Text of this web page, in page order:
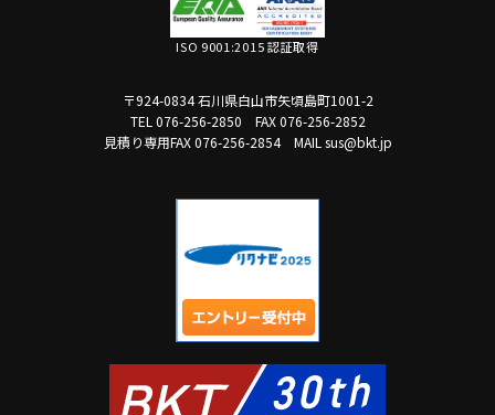
ISO 9001:2015 認証取得
〒924-0834 石川県白山市矢頃島町1001-2
TEL 076-256-2850
FAX 076-256-2852
見積り専用FAX 076-256-2854
MAIL sus@bkt.jp